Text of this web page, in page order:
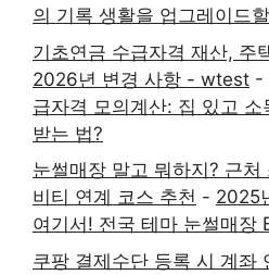
의 기록 생활을 업그레이드
기초연금 수급자격 재산, 주
2026년 변경 사항 - wtest -
급자격 모의계산: 집 있고
받는 법?
눈썰매장 말고 뭐하지? 근처
비티 연계 코스 추천 - 2025
여기서! 전국 테마 눈썰매장
쿠팡 결제수단 등록 시 계좌